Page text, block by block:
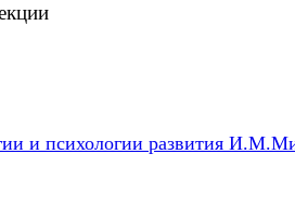
и психологии развития